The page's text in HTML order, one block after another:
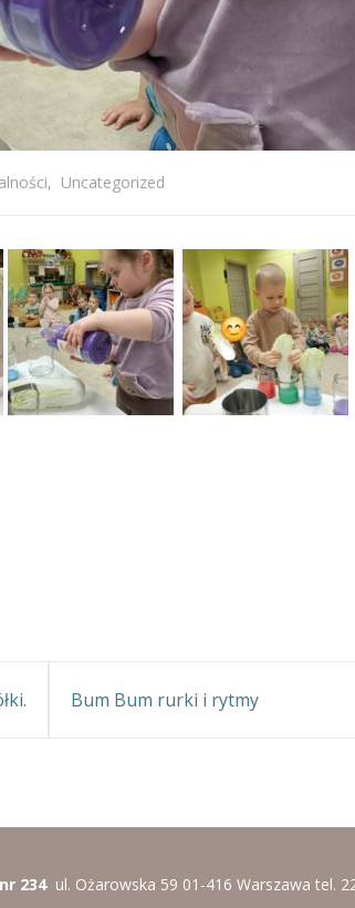
, Uncategorized
Bum Bum rurki i rytmy
234 ul. Ożarowska 59 01-416 Warszawa tel.